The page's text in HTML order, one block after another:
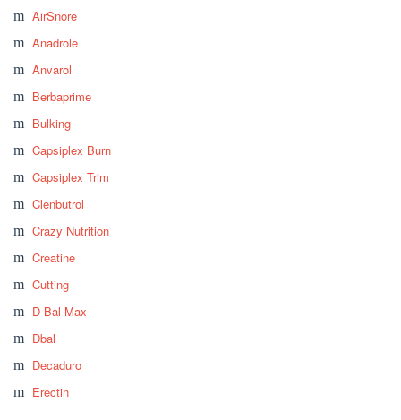
AirSnore
Anadrole
Anvarol
Berbaprime
Bulking
Capsiplex Burn
Capsiplex Trim
Clenbutrol
Crazy Nutrition
Creatine
Cutting
D-Bal Max
Dbal
Decaduro
Erectin